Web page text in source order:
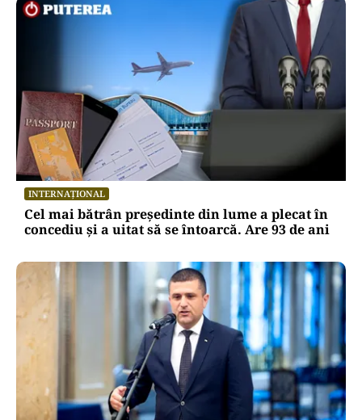
INTERNAȚIONAL
Cel mai bătrân președinte din lume a plecat în
concediu și a uitat să se întoarcă. Are 93 de ani